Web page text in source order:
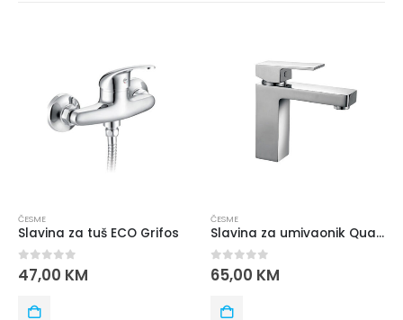
ČESME
Slavina za tuš ECO Grifos
0out of 5
47,00 KM
ČESME
Slavina za umivaonik Quadro Grifos
0 out of 5
65,00 KM